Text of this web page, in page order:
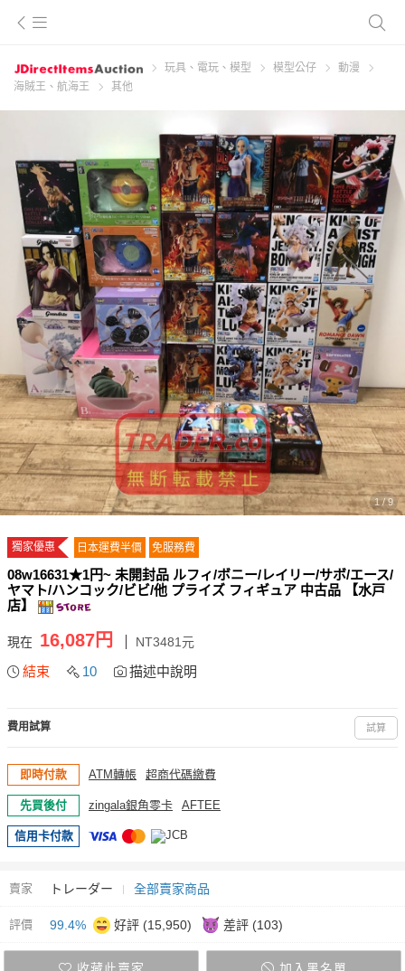
玩具、電玩、模型 模型公仔
動漫
海賊王、航海王
其他
1 / 9
獨家優惠 日本運費半價 免服務費
08w16631★1円~ 未開封品 ルフィ/ボニー/レイリー/サボ/エース/
ヤマト/ハンコック/ビビ/他 プライズ フィギュア 中古品 【水戸
店】
現在 16,087円 NT3481元
結束 10 描述中說明
費用試算 試算
即時付款 ATM轉帳 超商代碼繳費
先買後付 zingala銀角零卡 AFTEE
信用卡付款
賣家 トレーダー 全部賣家商品
評價 99.4% 好評 (15,950) 差評 (103)
收藏此賣家 加入黑名單